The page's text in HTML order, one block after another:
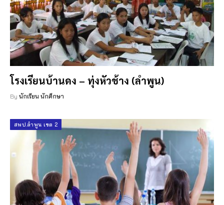
โรงเรียนบ้านดง – ทุ่งหัวช้าง (ลำพูน)
By นักเรียน นักศึกษา
สพป.ลำพูน เขต 2